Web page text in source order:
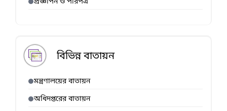
বিভিন্ন বাতায়ন
মন্ত্রণালয়ের বাতায়ন
অধিদপ্তরের বাতায়ন